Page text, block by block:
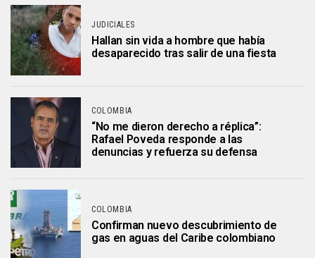
JUDICIALES
Hallan sin vida a hombre que había
desaparecido tras salir de una fiesta
COLOMBIA
“No me dieron derecho a réplica”:
Rafael Poveda responde a las
denuncias y refuerza su defensa
COLOMBIA
Confirman nuevo descubrimiento de
gas en aguas del Caribe colombiano